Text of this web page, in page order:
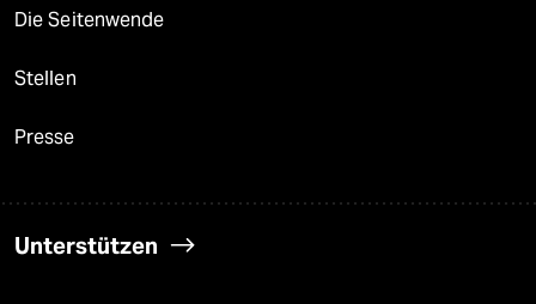
Die Seitenwende
Stellen
Presse
Unterstützen